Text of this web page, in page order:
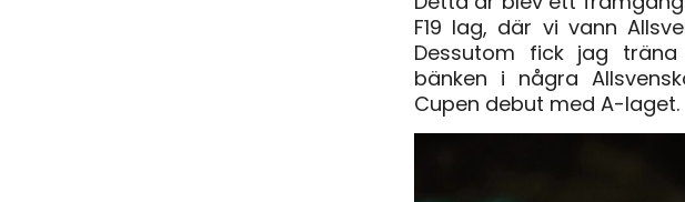
F19 lag, där vi vann
Dessutom fick jag
bänken i några
Cupen debut med A-laget.